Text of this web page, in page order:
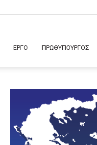
ΕΡΓΟ ΠΡΩΘΥΠΟΥΡΓΟΣ